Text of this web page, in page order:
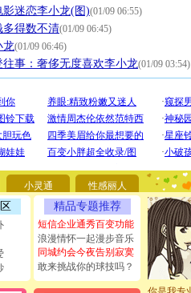
迷恋李小龙(图)(01/09 06:55)
得数不清(01/09 06:45)
龙(01/09 06:46)
事：奢侈无度喜欢李小龙(01/09 03:54)
小灵通 性感丽人
精品专题推荐
短信企业通秀百变功能
浪漫情怀一起漫步音乐
同城约会今夜告别寂寞
敢来挑战你的球技吗？
[圣诞节]
要平安！
[圣诞节]
能正大光
天都要快
[圣诞节]
如意,快
[元旦]看
断电。爱
你是我专